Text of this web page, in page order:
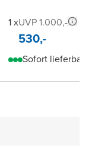
1 xUVP 1.000,-
530,-
Sofort lieferbar